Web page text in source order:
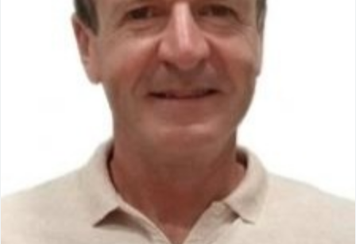
Conseiller Communautaire
Président de la commission Voirie Sécurité Finances et
Ressources Humaines.
Président de la Commission Communale Consultative des
Sapeurs-Pompiers Volontaires.
Président de la Commission Communale des Impôts
Délégué de la commune au Conseil d’école du
Regroupement Pédagogique Intercommunal, à la
Fédération des Villes Schwendi, au SCOT, au Syndicat